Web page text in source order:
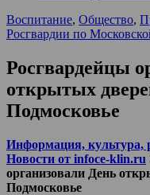
Воспитание, Общество,
Росгвардии по
Росгвардейцы
открытых
Подмосковье
Информация, культура,
Новости от infoce-klin.ru
организовали День
Подмосковье